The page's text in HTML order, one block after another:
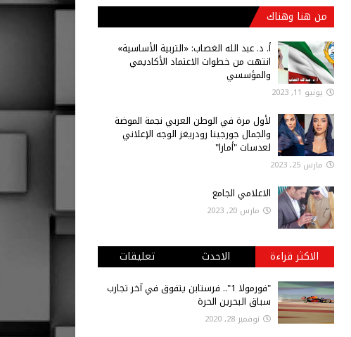
من هنا وهناك
أ‌. د. عبد الله الغصاب: «التربية الأساسية»
انتهت من خطوات الاعتماد الأكاديمي
والمؤسسي
يونيو 11, 2023
لأول مرة في الوطن العربي نجمة الموضة
والجمال جورجينا رودريغز الوجه الإعلاني
لعدسات "أمارا"
مارس 25, 2023
الاعلامي الجامع
مارس 20, 2023
الاكثر قراءة الاحدث تعليقات
"فورمولا 1".. فرستابن يتفوق في آخر تجارب
سباق البحرين الحرة
نوفمبر 28, 2020